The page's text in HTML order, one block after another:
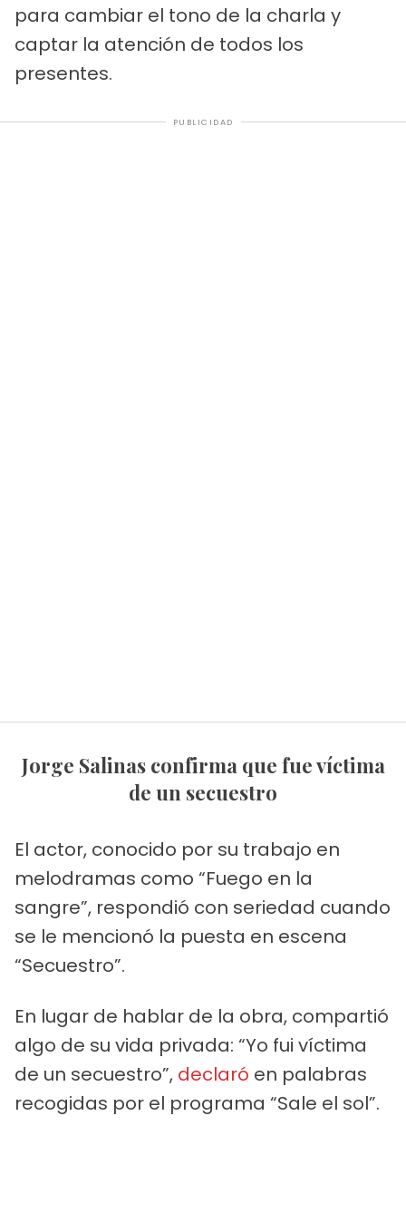
para cambiar el tono de la charla y
captar la atención de todos los
presentes.
PUBLICIDAD
Jorge Salinas confirma que fue víctima
de un secuestro
El actor, conocido por su trabajo en
melodramas como “Fuego en la
sangre”, respondió con seriedad cuando
se le mencionó la puesta en escena
“Secuestro”.
En lugar de hablar de la obra, compartió
algo de su vida privada: “Yo fui víctima
de un secuestro”, declaró en palabras
recogidas por el programa “Sale el sol”.